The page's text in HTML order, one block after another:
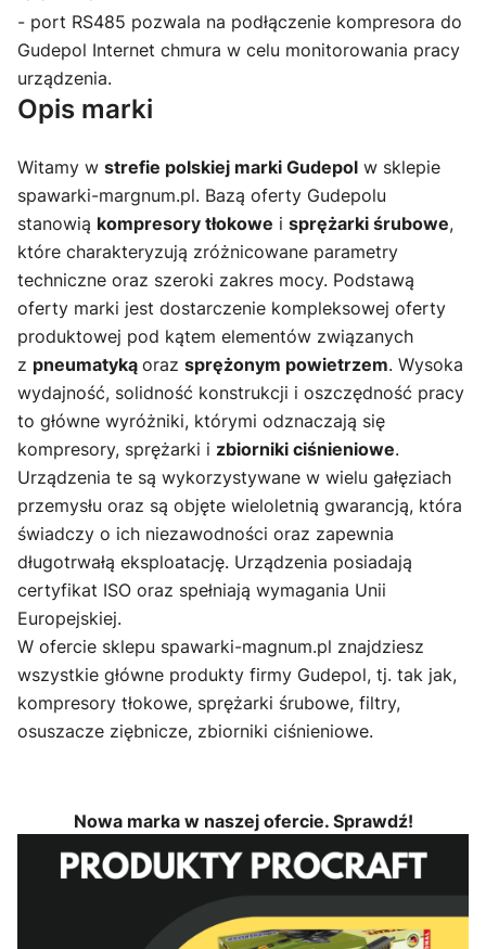
- port RS485 pozwala na podłączenie kompresora do
Gudepol Internet chmura w celu monitorowania pracy
urządzenia.
Opis marki
Witamy w strefie polskiej marki Gudepol w sklepie
spawarki-margnum.pl. Bazą oferty Gudepolu
stanowią kompresory tłokowe i sprężarki śrubowe,
które charakteryzują zróżnicowane parametry
techniczne oraz szeroki zakres mocy. Podstawą
oferty marki jest dostarczenie kompleksowej oferty
produktowej pod kątem elementów związanych
z pneumatyką oraz sprężonym powietrzem. Wysoka
wydajność, solidność konstrukcji i oszczędność pracy
to główne wyróżniki, którymi odznaczają się
kompresory, sprężarki i zbiorniki ciśnieniowe.
Urządzenia te są wykorzystywane w wielu gałęziach
przemysłu oraz są objęte wieloletnią gwarancją, która
świadczy o ich niezawodności oraz zapewnia
długotrwałą eksploatację. Urządzenia posiadają
certyfikat ISO oraz spełniają wymagania Unii
Europejskiej.
W ofercie sklepu spawarki-magnum.pl znajdziesz
wszystkie główne produkty firmy Gudepol, tj. tak jak,
kompresory tłokowe, sprężarki śrubowe, filtry,
osuszacze ziębnicze, zbiorniki ciśnieniowe.
Nowa marka w naszej ofercie. Sprawdź!